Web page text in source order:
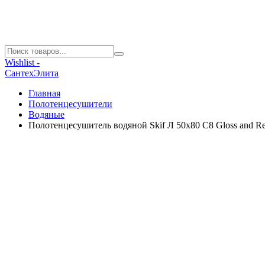
Wishlist -
СантехЭлита
Главная
Полотенцесушители
Водяные
Полотенцесушитель водяной Skif Л 50х80 С8 Gloss and